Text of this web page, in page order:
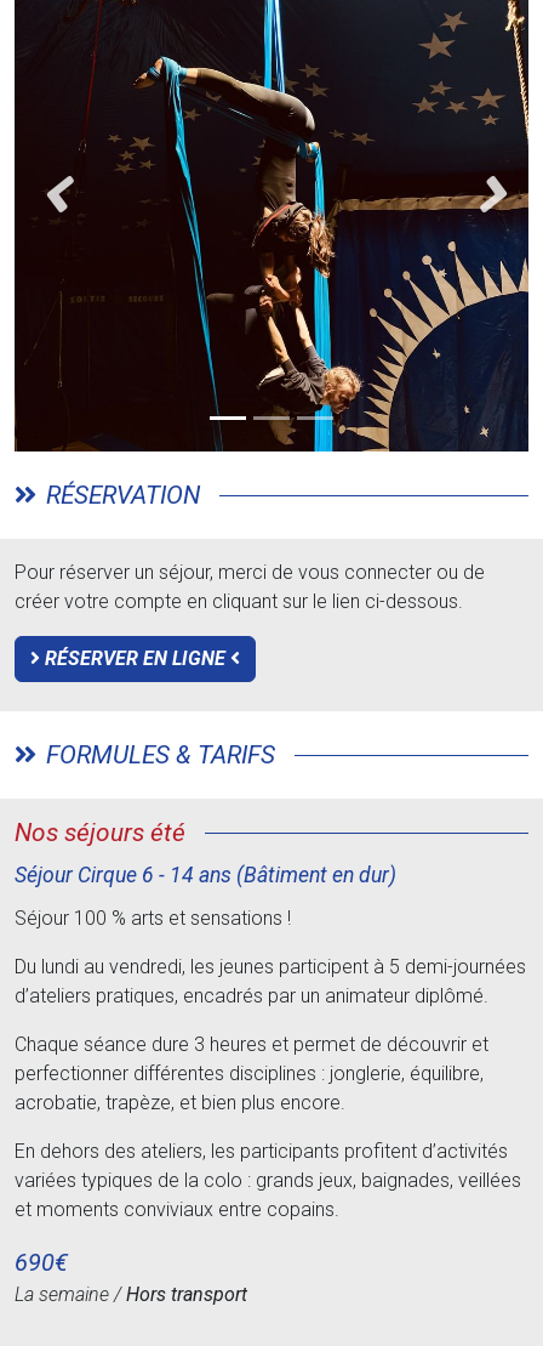
Précédent
RÉSERVATION
Pour réserver un séjour, merci de vous connecter ou de
créer votre compte en cliquant sur le lien ci-dessous.
RÉSERVER EN LIGNE
FORMULES & TARIFS
Nos séjours été
Séjour Cirque 6 - 14 ans (Bâtiment en dur)
Séjour 100 % arts et sensations !
Du lundi au vendredi, les jeunes participent à 5 demi-journées
d’ateliers pratiques, encadrés par un animateur diplômé.
Chaque séance dure 3 heures et permet de découvrir et
perfectionner différentes disciplines : jonglerie, équilibre,
acrobatie, trapèze, et bien plus encore.
En dehors des ateliers, les participants profitent d’activités
variées typiques de la colo : grands jeux, baignades, veillées
et moments conviviaux entre copains.
690€
La semaine /Hors transport